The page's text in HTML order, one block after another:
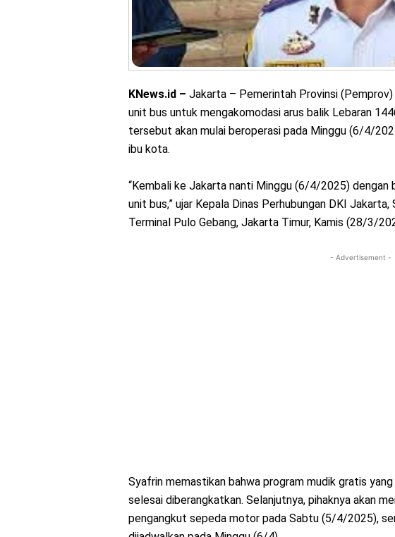
KNews.id – Jakarta – Pemerintah Provinsi
unit bus untuk mengakomodasi arus balik Lebaran
tersebut akan mulai beroperasi pada Minggu (6/4/
ibu kota.
“Kembali ke Jakarta nanti Minggu (6/4/2025)
unit bus,” ujar Kepala Dinas Perhubungan DKI
Terminal Pulo Gebang, Jakarta Timur, Kamis (28/3/
- Advertisement -
Syafrin memastikan bahwa program mudik gratis
selesai diberangkatkan. Selanjutnya, pihaknya akan
pengangkut sepeda motor pada Sabtu (5/4/2025),